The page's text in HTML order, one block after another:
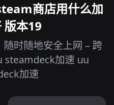
商店用什么加
版本19
时随地安全上网 – 跨
steamdeck加速 uu
加速